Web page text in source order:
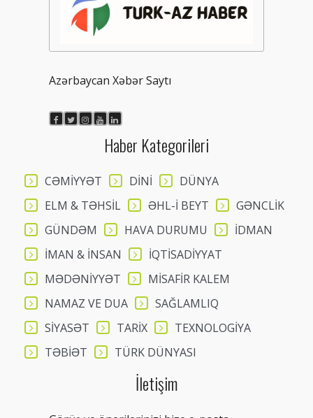
Azərbaycan Xəbər Saytı
Haber Kategorileri
CƏMİYYƏT DİNİ
DÜNYA
ELM & TƏHSİL
ƏHL-İ BEYT
GƏNCLİK
GÜNDƏM
HAVA DURUMU
İDMAN
İMAN & İNSAN
İQTİSADİYYAT
MƏDƏNİYYƏT
MİSAFİR KALEM
NAMAZ VE DUA
SAĞLAMLIQ
SİYASƏT
TARİX
TEXNOLOGİYA
TƏBİƏT
TÜRK DÜNYASI
İletişim